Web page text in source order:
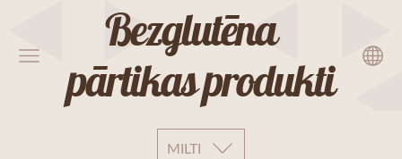
Bezglutēna
pārtikas produkti
MILTI